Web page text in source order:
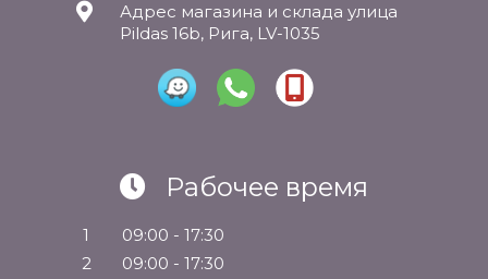
Адрес магазина и склада улица
Pildas 16b, Рига, LV-1035
Рабочее время
1
09:00 - 17:30
2
09:00 - 17:30